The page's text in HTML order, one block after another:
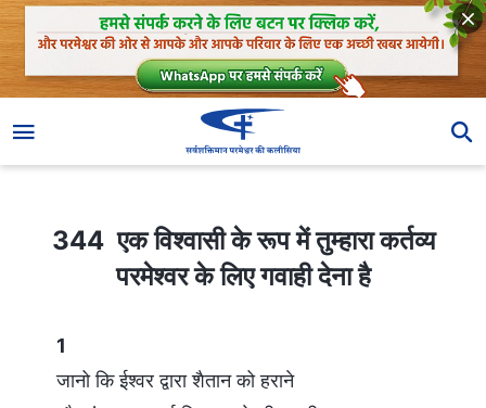
344 एक विश्वासी के रूप में तुम्हारा कर्तव्य परमेश्वर के लिए गवाही देना है
344 एक विश्वासी के रूप में तुम्हारा कर्तव्य
परमेश्वर के लिए गवाही देना है
1
जानो कि ईश्वर द्वारा शैतान को हराने